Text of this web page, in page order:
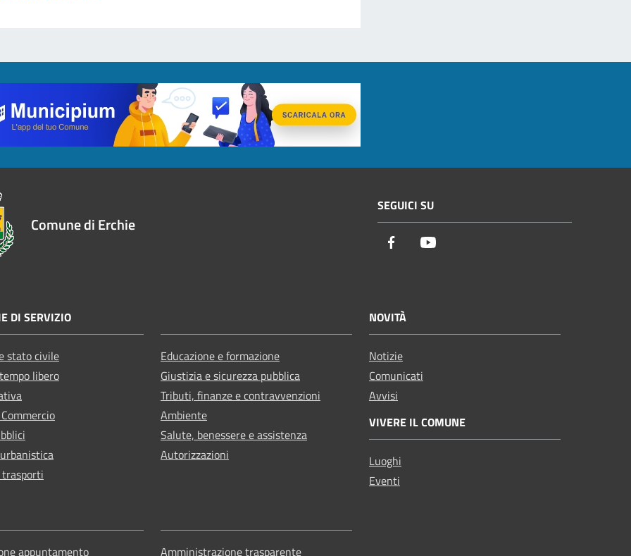
Comune di Erchie
SEGUICI SU
Facebook
DI SERVIZIO
stato civile
libero
Educazione e formazione
Giustizia e sicurezza pubblica
Tributi, finanze e contravvenzioni
Ambiente
Salute, benessere e assistenza
Autorizzazioni
NOVITÀ
Notizie
Comunicati
Avvisi
VIVERE IL COMUNE
Luoghi
Eventi
appuntamento Amministrazione trasparente